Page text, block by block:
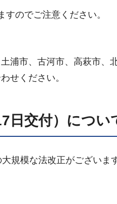
のでご注意ください。
浦市、古河市、高萩市、
せください。
日交付）につい
規模な法改正がございま